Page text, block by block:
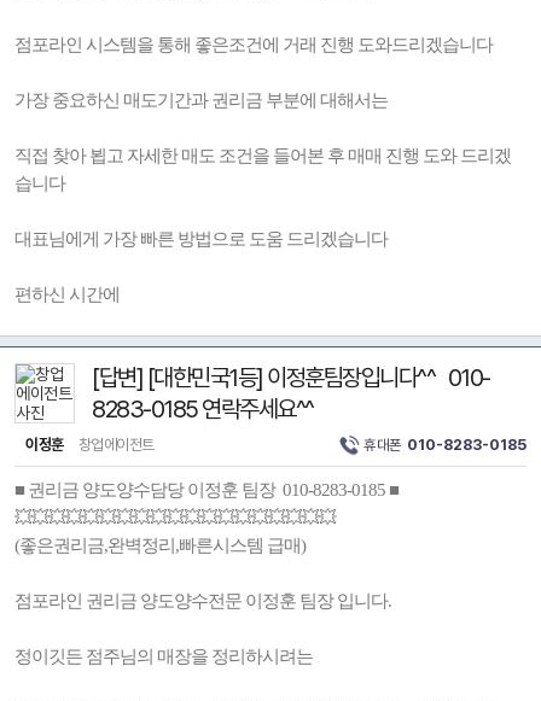
점포라인 시스템을 통해 좋은조건에 거래 진행 도와드리겠습니다
가장 중요하신 매도기간과 권리금 부분에 대해서는
직접 찾아 뵙고 자세한 매도 조건을 들어본 후 매매 진행 도와 드리겠
습니다
대표님에게 가장 빠른 방법으로 도움 드리겠습니다
편하신 시간에
[답변] [대한민국1등] 이정훈팀장입니다^^ 010-
8283-0185 연락주세요^^
이정훈 창업에이전트 휴대폰 010-8283-0185
■ 권리금 양도양수담당 이정훈 팀장 010-8283-0185 ■
💥💥💥💥💥💥💥💥💥💥💥💥💥💥💥💥💥💥💥
(좋은권리금,완벽정리,빠른시스템 급매)
점포라인 권리금 양도양수전문 이정훈 팀장 입니다.
정이깃든 점주님의 매장을 정리하시려는